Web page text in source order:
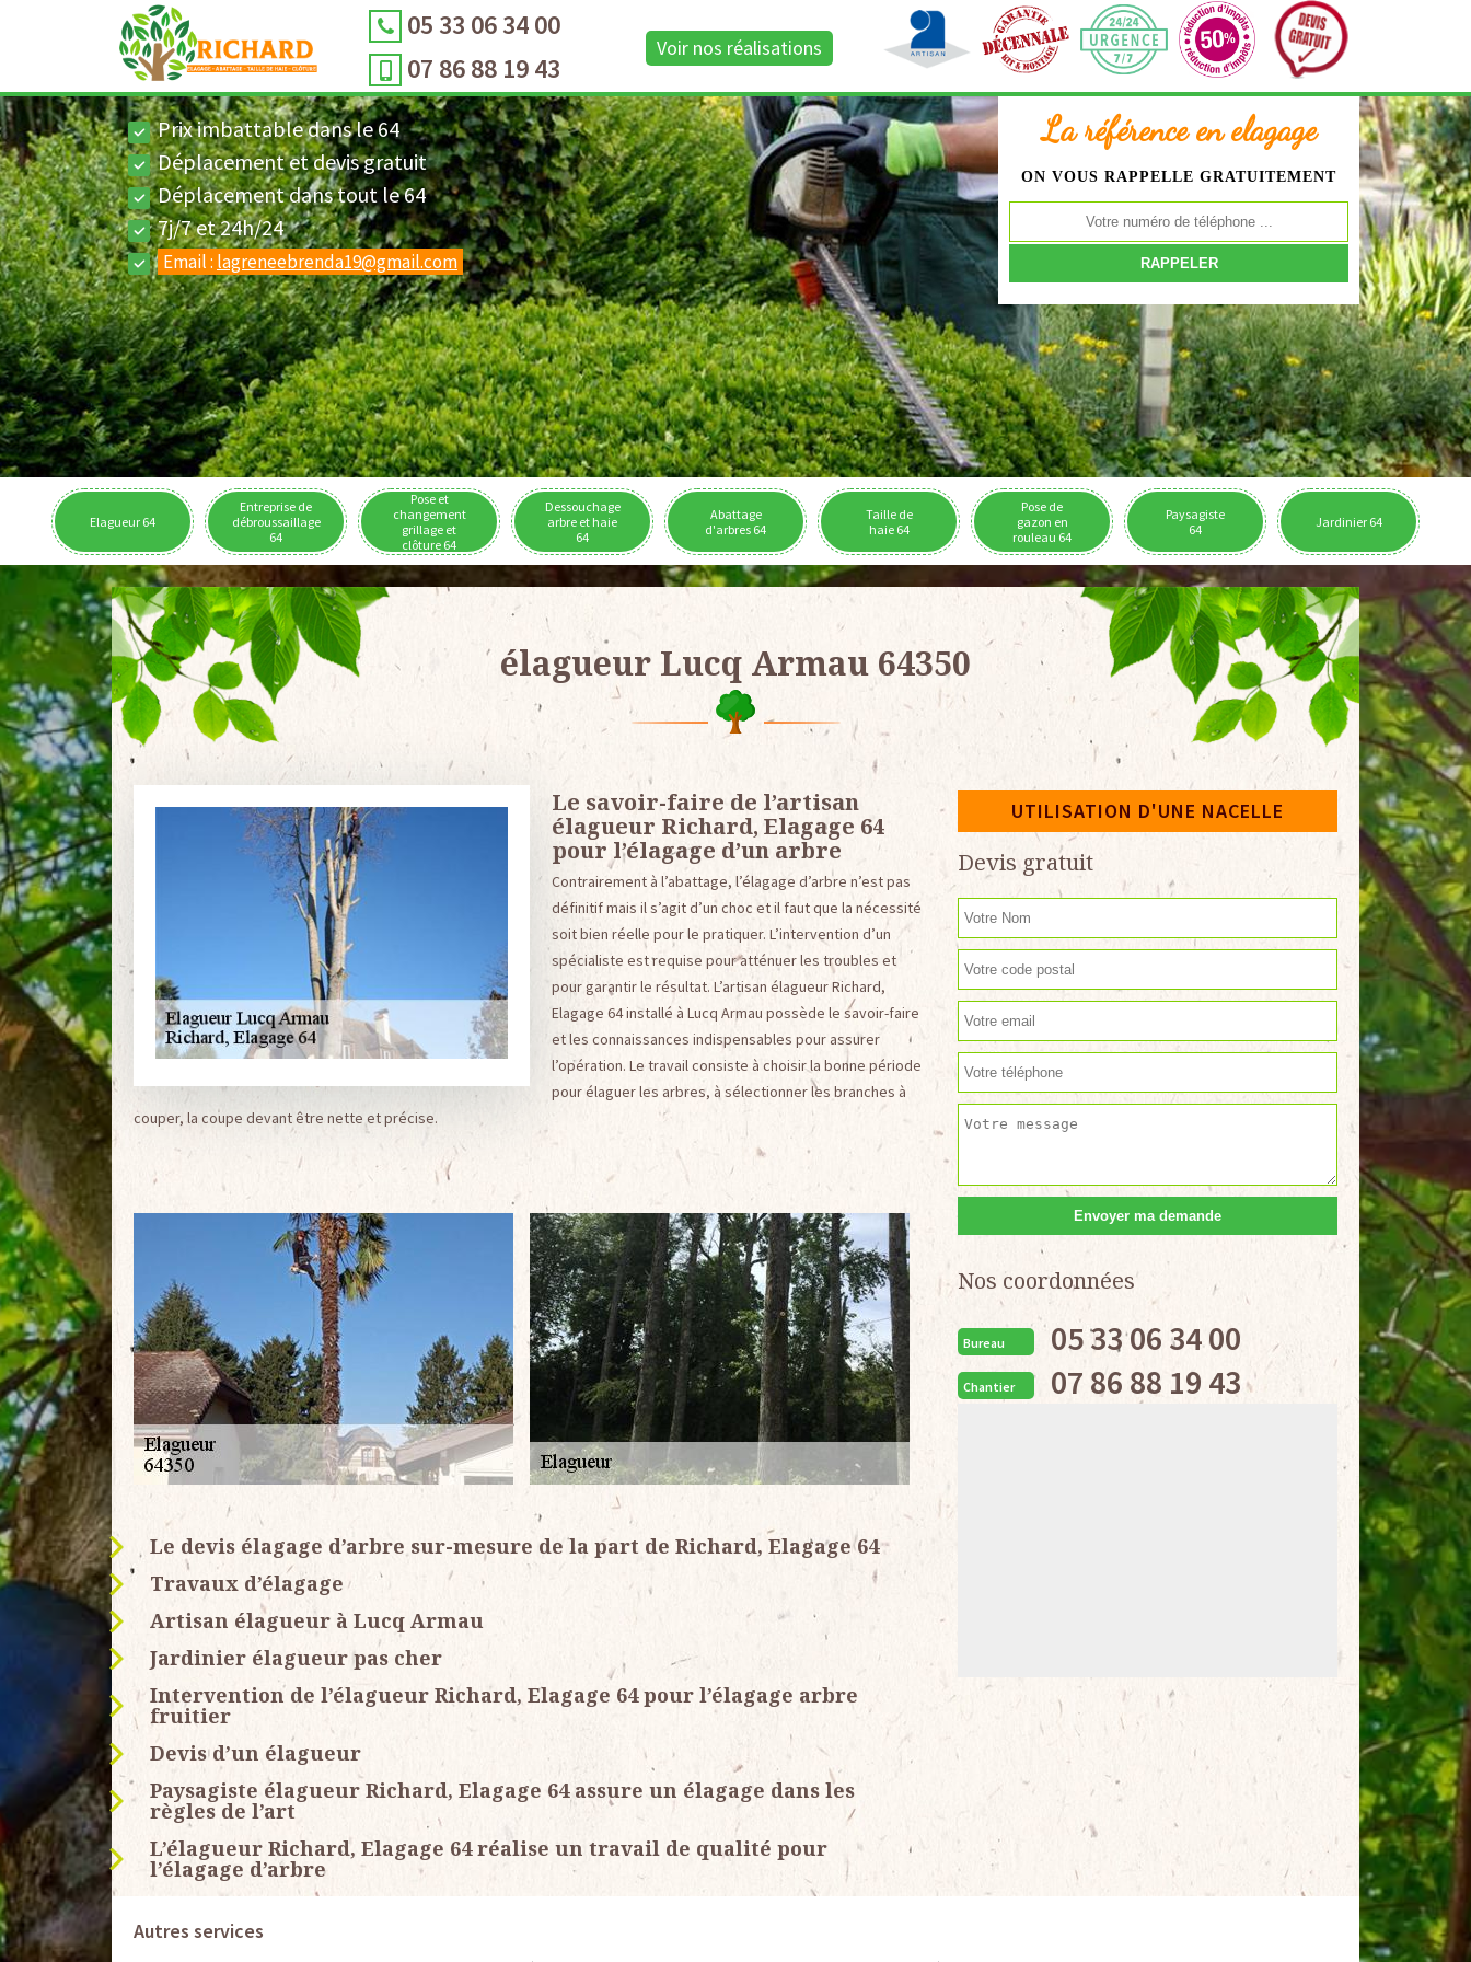
05 33 06 34 00
07 86 88 19 43
Voir nos réalisations
La référence en elagage
ON VOUS RAPPELLE GRATUITEMENT
Prix imbattable dans le 64
Déplacement et devis gratuit
Déplacement dans tout le 64
7j/7 et 24h/24
Email : lagreneebrenda19@gmail.com
Elagueur 64
Entreprise de
débroussaillage
64
Pose et
changement
grillage et
clôture 64
Dessouchage
arbre et haie
64
Abattage
d'arbres 64
Taille de
haie 64
Pose de
gazon en
rouleau 64
Paysagiste
64
Jardinier 64
élagueur Lucq Armau 64350
Le savoir-faire de l’artisan
élagueur Richard, Elagage 64
pour l’élagage d’un arbre
Contrairement à l’abattage, l’élagage d’arbre n’est pas
définitif mais il s’agit d’un choc et il faut que la nécessité
soit bien réelle pour le pratiquer. L’intervention d’un
spécialiste est requise pour atténuer les troubles et
pour garantir le résultat. L’artisan élagueur Richard,
Elagage 64 installé à Lucq Armau possède le savoir-faire
et les connaissances indispensables pour assurer
l’opération. Le travail consiste à choisir la bonne période
pour élaguer les arbres, à sélectionner les branches à
couper, la coupe devant être nette et précise.
Le devis élagage d’arbre sur-mesure de la part de Richard, Elagage 64
Travaux d’élagage
Artisan élagueur à Lucq Armau
Jardinier élagueur pas cher
Intervention de l’élagueur Richard, Elagage 64 pour l’élagage arbre
fruitier
Devis d’un élagueur
Paysagiste élagueur Richard, Elagage 64 assure un élagage dans les
règles de l’art
L’élagueur Richard, Elagage 64 réalise un travail de qualité pour
l’élagage d’arbre
UTILISATION D'UNE NACELLE
Devis gratuit
Nos coordonnées
Bureau 05 33 06 34 00
Chantier 07 86 88 19 43
Autres services